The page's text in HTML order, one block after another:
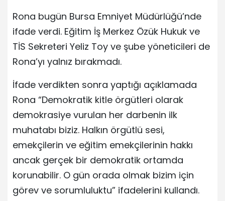
Rona bugün Bursa Emniyet Müdürlüğü’nde
ifade verdi. Eğitim İş Merkez Özük Hukuk ve
TİS Sekreteri Yeliz Toy ve şube yöneticileri de
Rona’yı yalnız bırakmadı.
İfade verdikten sonra yaptığı açıklamada
Rona “Demokratik kitle örgütleri olarak
demokrasiye vurulan her darbenin ilk
muhatabı biziz. Halkın örgütlü sesi,
emekçilerin ve eğitim emekçilerinin hakkı
ancak gerçek bir demokratik ortamda
korunabilir. O gün orada olmak bizim için
görev ve sorumluluktu” ifadelerini kullandı.